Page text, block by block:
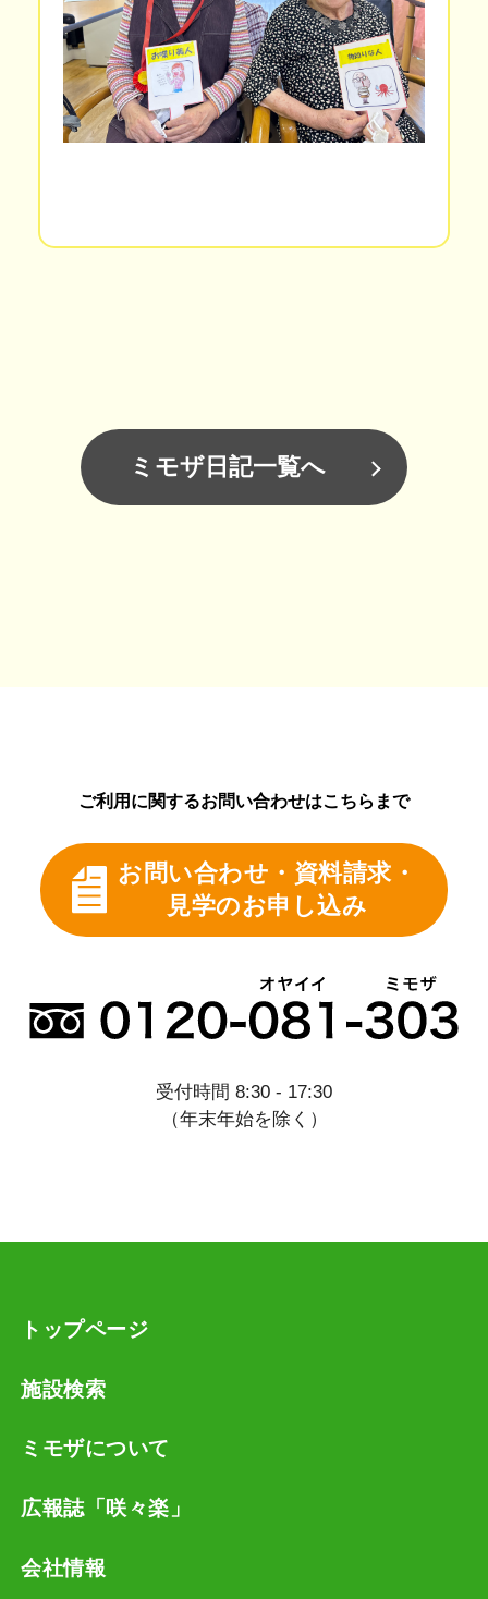
ミモザ日記一覧へ
ご利用に関するお問い合わせはこちらまで
お問い合わせ・資料請求・
見学のお申し込み
受付時間 8:30 - 17:30
（年末年始を除く）
トップページ
施設検索
ミモザについて
広報誌「咲々楽」
会社情報